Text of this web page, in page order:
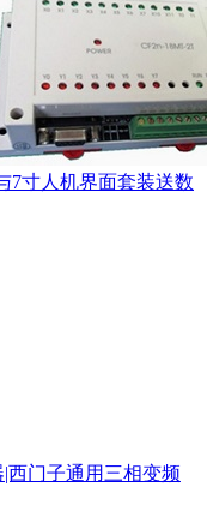
7寸人机界面套装送数
西门子通用三相变频